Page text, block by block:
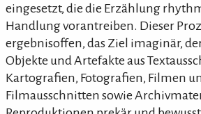
eingesetzt, die die Erzählung
Handlung vorantreiben. Dieser
ergebnisoffen, das Ziel imaginär,
Objekte und Artefakte aus
Kartografien, Fotografien, Filmen
Filmausschnitten sowie